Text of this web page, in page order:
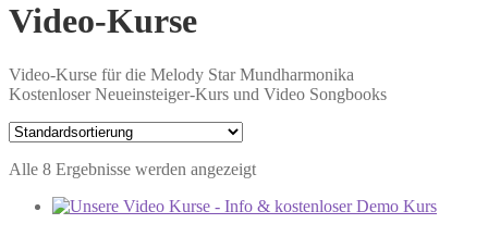
Video-Kurse
Video-Kurse für die Melody Star Mundharmonika
Kostenloser Neueinsteiger-Kurs und Video Songbooks
Alle 8 Ergebnisse werden angezeigt